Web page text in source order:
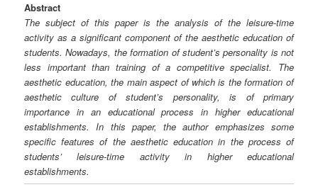
Abstract
The subject of this paper is the analysis of the leisure-time
activity as a significant component of the aesthetic education of
students. Nowadays, the formation of student’s personality is not
less important than training of a competitive specialist. The
aesthetic education, the main aspect of which is the formation of
aesthetic culture of student’s personality, is of primary
importance in an educational process in higher educational
establishments. In this paper, the author emphasizes some
specific features of the aesthetic education in the process of
students’ leisure-time activity in higher educational
establishments.